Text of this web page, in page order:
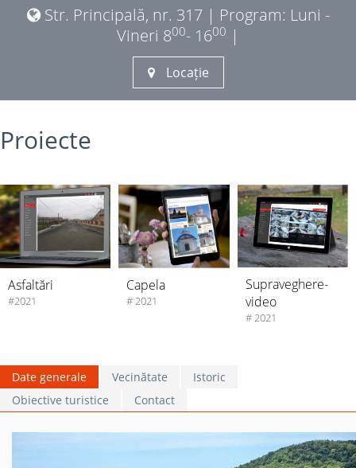
Str. Principală, nr. 317 | Program: Luni -
Vineri 800- 1600 |
Locație
Proiecte
Asfaltări
#2021
Capela
# 2021
Supraveghere-
video
# 2021
Date generale Vecinătate
Istoric
Obiective turistice
Contact